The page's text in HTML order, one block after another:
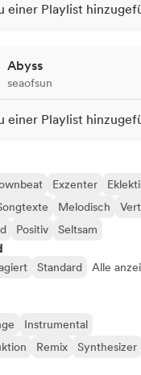
einer Playlist
Abyss
seaofsun
einer Playlist
Exzenter
Melodisch
Positiv Seltsam
Standard Alle
Instrumental
Remix Synthesizer